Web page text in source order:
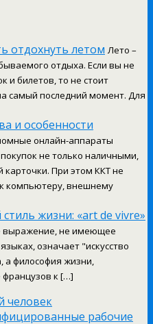
отдохнуть летом Лето –
отдыха. Если вы не
и билетов, то не стоит
самый последний момент. Для
и особенности
онлайн-аппараты
не только наличными,
При этом ККТ не
компьютеру, внешнему
жизни: «art de vivre»
выражение, не имеющее
означает "искусство
а философия жизни,
к […]
человек
рабочие